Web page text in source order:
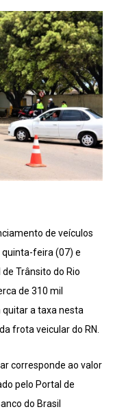
de veículos
quinta-feira (07) e
Trânsito do Rio
de 310 mil
a taxa nesta
frota veicular do RN.
corresponde ao valor
pelo Portal de
do Brasil